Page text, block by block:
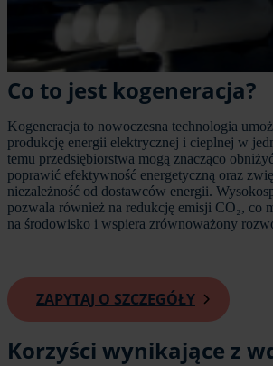
Co to jest kogeneracja?
Kogeneracja to nowoczesna technologia
produkcję energii elektrycznej i cieplnej w
temu przedsiębiorstwa mogą znacząco
poprawić efektywność energetyczną oraz
niezależność od dostawców energii.
pozwala również na redukcję emisji CO₂, co
na środowisko i wspiera zrównoważony
ZAPYTAJ O SZCZEGÓŁY
Korzyści wynikające z